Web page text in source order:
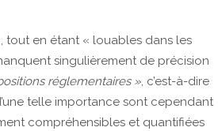
tout en étant « louables dans les
singulièrement de précision
réglementaires », c’est-à-dire
telle importance sont cependant
compréhensibles et quantifiées